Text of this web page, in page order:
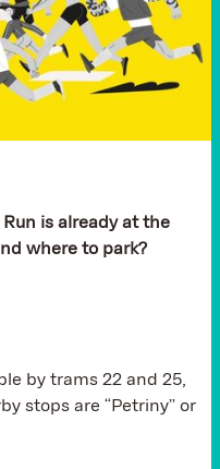
is already at the
where to park?
by trams 22 and 25,
stops are “Petriny” or